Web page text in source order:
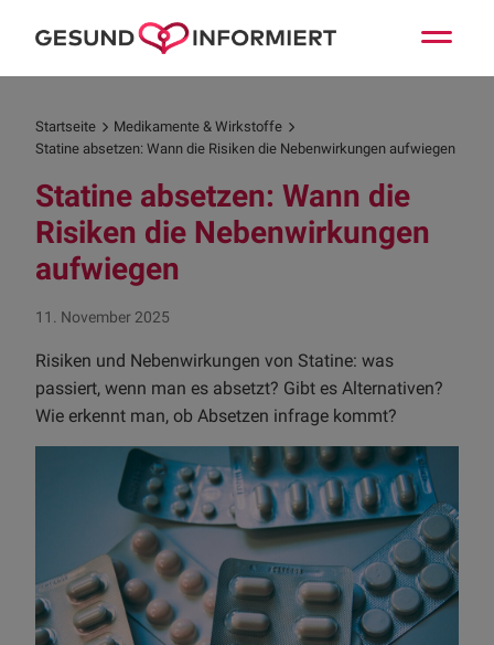
Startseite
Medikamente & Wirkstoffe
Statine absetzen: Wann die Risiken die Nebenwirkungen aufwiegen
Statine absetzen: Wann die
Risiken die Nebenwirkungen
aufwiegen
11. November 2025
Risiken und Nebenwirkungen von Statine: was
passiert, wenn man es absetzt? Gibt es Alternativen?
Wie erkennt man, ob Absetzen infrage kommt?